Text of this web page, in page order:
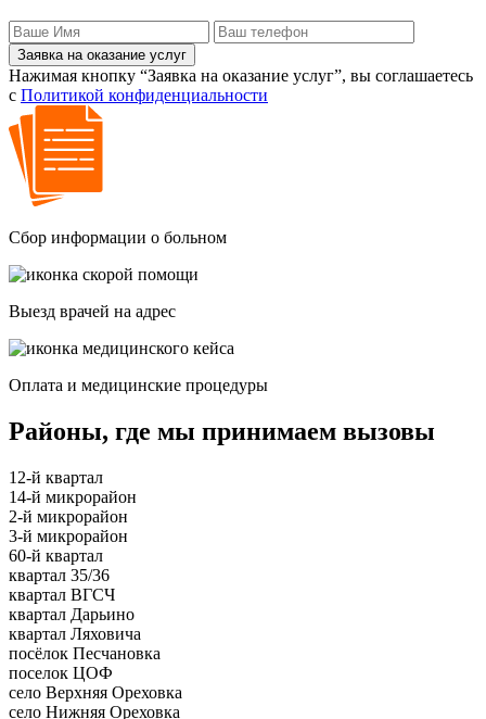
Заявка на оказание услуг
Нажимая кнопку “Заявка на оказание услуг”, вы соглашаетесь
с Политикой конфиденциальности
Сбор информации о больном
Выезд врачей на адрес
Оплата и медицинские процедуры
Районы, где мы принимаем вызовы
12-й квартал
14-й микрорайон
2-й микрорайон
3-й микрорайон
60-й квартал
квартал 35/36
квартал ВГСЧ
квартал Дарьино
квартал Ляховича
посёлок Песчановка
поселок ЦОФ
село Верхняя Ореховка
село Нижняя Ореховка